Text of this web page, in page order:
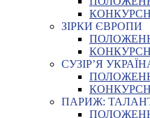
ЗІРКИ ЄВРОПИ
СУЗІР’Я
ПАРИЖ: